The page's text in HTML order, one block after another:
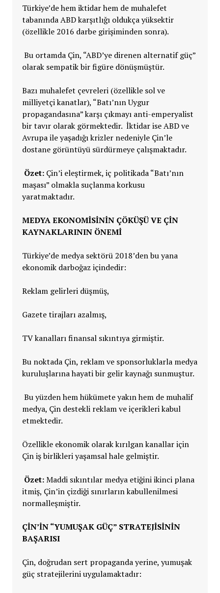
Türkiye’de hem iktidar hem de muhalefet
tabanında ABD karşıtlığı oldukça yüksektir
(özellikle 2016 darbe girişiminden sonra).
Bu ortamda Çin, “ABD’ye direnen alternatif güç”
olarak sempatik bir figüre dönüşmüştür.
Bazı muhalefet çevreleri (özellikle sol ve
milliyetçi kanatlar), “Batı’nın Uygur
propagandasına” karşı çıkmayı anti-emperyalist
bir tavır olarak görmektedir. İktidar ise ABD ve
Avrupa ile yaşadığı krizler nedeniyle Çin’le
dostane görüntüyü sürdürmeye çalışmaktadır.
Özet:Çin’i eleştirmek, iç politikada “Batı’nın
maşası” olmakla suçlanma korkusu
yaratmaktadır.
MEDYA EKONOMISININ ÇÖKÜŞÜ VE ÇIN
KAYNAKLARININ ÖNEMI
Türkiye’de medya sektörü 2018’den bu yana
ekonomik darboğaz içindedir:
Reklam gelirleri düşmüş,
Gazete tirajları azalmış,
TV kanalları finansal sıkıntıya girmiştir.
Bu noktada Çin, reklam ve sponsorluklarla medya
kuruluşlarına hayati bir gelir kaynağı sunmuştur.
Bu yüzden hem hükümete yakın hem de muhalif
medya, Çin destekli reklam ve içerikleri kabul
etmektedir.
Özellikle ekonomik olarak kırılgan kanallar için
Çin iş birlikleri yaşamsal hale gelmiştir.
Özet:Maddi sıkıntılar medya etiğini ikinci plana
itmiş, Çin’in çizdiği sınırların kabullenilmesi
normalleşmiştir.
ÇIN’IN “YUMUŞAK GÜÇ” STRATEJISININ
BAŞARISI
Çin, doğrudan sert propaganda yerine, yumuşak
güç stratejilerini uygulamaktadır: